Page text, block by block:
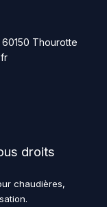
60150 Thourotte
droits
chaudières,